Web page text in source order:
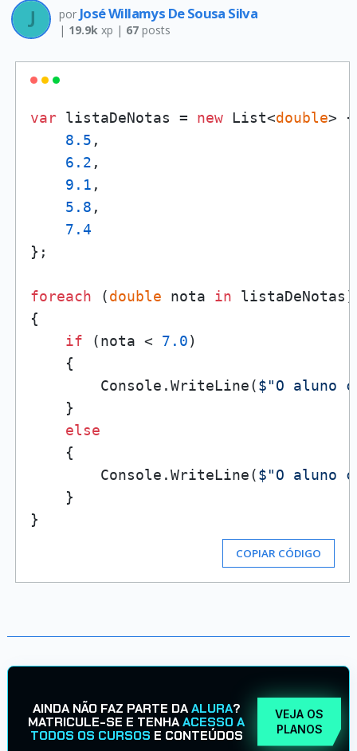
por José Willamys De Sousa Silva
| 19.9kxp | 67posts
var listaDeNotas = new List<double> {
8.5 ,
6.2 ,
9.1 ,
5.8 ,
7.4
};
foreach (double nota in listaDeNotas)
{
if (nota < 7.0)
    {
        Console.WriteLine(
$"O aluno
    }
else
    {
        Console.WriteLine(
$"O aluno
    }
COPIAR CÓDIGO
AINDA NÃO FAZ PARTE DAALURA?
MATRICULE-SE E TENHAACESSO A
TODOS OS CURSOS E CONTEÚDOS
VEJA OS
PLANOS